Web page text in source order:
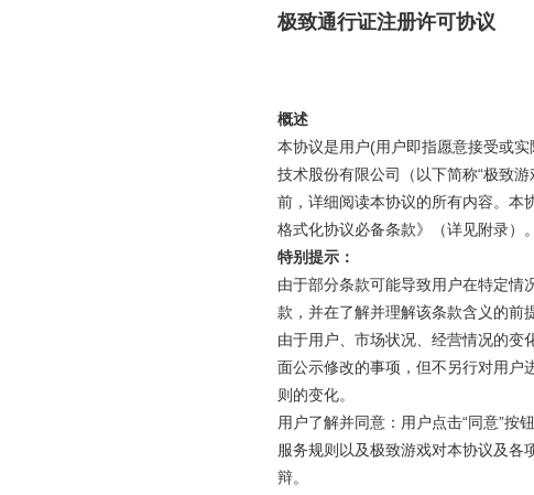
极致通行证注册许可协议
概述
本协议是用户(用户即指愿意接受或
技术股份有限公司（以下简称“极致
前，详细阅读本协议的所有内容。本
格式化协议必备条款》（详见附录）。
特别提示：
由于部分条款可能导致用户在特定情
款，并在了解并理解该条款含义的前
由于用户、市场状况、经营情况的变
面公示修改的事项，但不另行对用户
则的变化。
用户了解并同意：用户点击“同意”按
服务规则以及极致游戏对本协议及各
辩。